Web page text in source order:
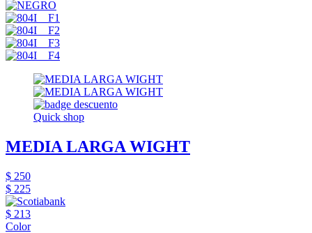
Quick shop
MEDIA LARGA WIGHT
$ 250
$ 225
$ 213
Color